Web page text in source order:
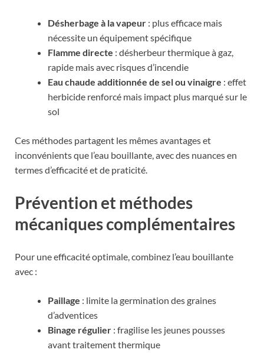
Désherbage à la vapeur : plus efficace mais
nécessite un équipement spécifique
Flamme directe : désherbeur thermique à gaz,
rapide mais avec risques d’incendie
Eau chaude additionnée de sel ou vinaigre : effet
herbicide renforcé mais impact plus marqué sur le
sol
Ces méthodes partagent les mêmes avantages et
inconvénients que l’eau bouillante, avec des nuances en
termes d’efficacité et de praticité.
Prévention et méthodes
mécaniques complémentaires
Pour une efficacité optimale, combinez l’eau bouillante
avec :
Paillage : limite la germination des graines
d’adventices
Binage régulier : fragilise les jeunes pousses
avant traitement thermique